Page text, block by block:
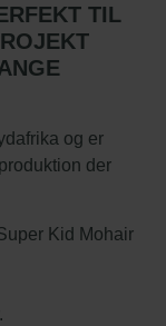
TIL
og er
der
Kid Mohair